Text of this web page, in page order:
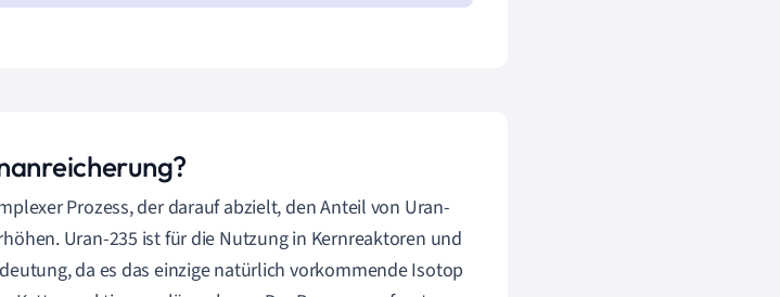
Prozess, der darauf abzielt, den Anteil von Uran-
Uran-235 ist für die Nutzung in Kernreaktoren und
da es das einzige natürlich vorkommende Isotop